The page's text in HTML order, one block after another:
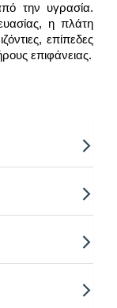
την υγρασία.
η πλάτη
επίπεδες
επιφάνειας.